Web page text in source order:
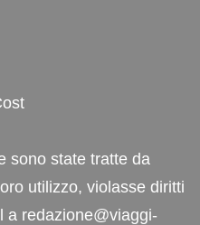
sono state tratte da
utilizzo, violasse diritti
a redazione@viaggi-